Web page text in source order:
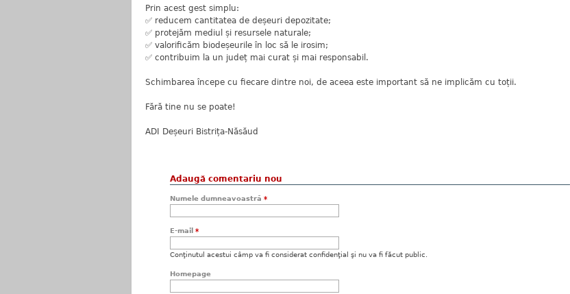
Prin acest gest simplu:
✅ reducem cantitatea de deșeuri depozitate;
✅ protejăm mediul și resursele naturale;
✅ valorificăm biodeșeurile în loc să le irosim;
✅ contribuim la un județ mai curat și mai responsabil.
Schimbarea începe cu fiecare dintre noi, de aceea este important să ne implicăm cu toții.
Fără tine nu se poate!
ADI Deșeuri Bistrița-Năsăud
Adaugă comentariu nou
Numele dumneavoastră *
E-mail *
Conţinutul acestui câmp va fi considerat confidenţial şi nu va fi făcut public.
Homepage